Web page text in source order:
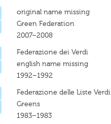
original name missing
Green Federation
2007–2008
Federazione dei Verdi
english name missing
1992–1992
Federazione delle Liste Verdi
Greens
1983–1983